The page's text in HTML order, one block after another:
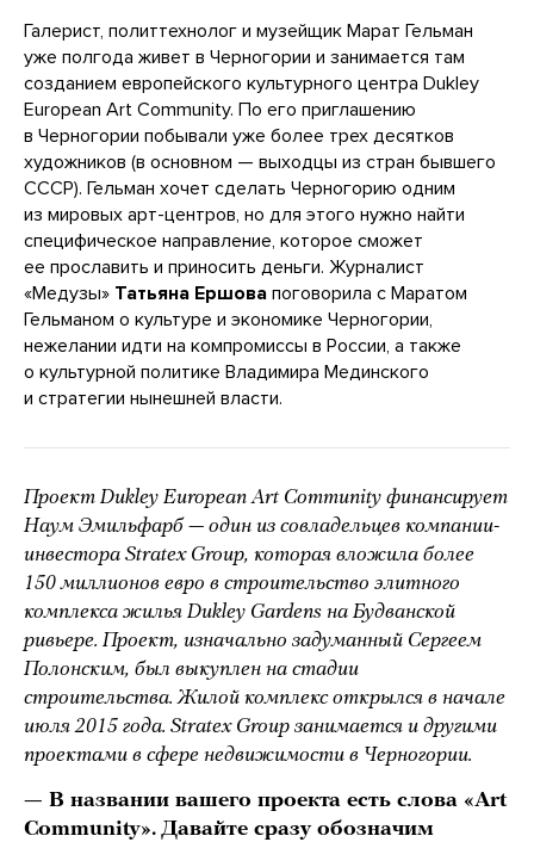
Галерист, политтехнолог и музейщик Марат Гельман
уже полгода живет в Черногории и занимается там
созданием европейского культурного центра Dukley
European Art Community. По его приглашению
в Черногории побывали уже более трех десятков
художников (в основном — выходцы из стран бывшего
СССР). Гельман хочет сделать Черногорию одним
из мировых арт-центров, но для этого нужно найти
специфическое направление, которое сможет
ее прославить и приносить деньги. Журналист
«Медузы» Татьяна Ершова поговорила с Маратом
Гельманом о культуре и экономике Черногории,
нежелании идти на компромиссы в России, а также
о культурной политике Владимира Мединского
и стратегии нынешней власти.
Проект Dukley European Art Community финансирует
Наум Эмильфарб — один из совладельцев компании-
инвестора Stratex Group, которая вложила более
150 миллионов евро в строительство элитного
комплекса жилья Dukley Gardens на Будванской
ривьере. Проект, изначально задуманный Сергеем
Полонским, был выкуплен на стадии
строительства. Жилой комплекс открылся в начале
июля 2015 года. Stratex Group занимается и другими
проектами в сфере недвижимости в Черногории.
— В названии вашего проекта есть слова «Art
Community». Давайте сразу обозначим